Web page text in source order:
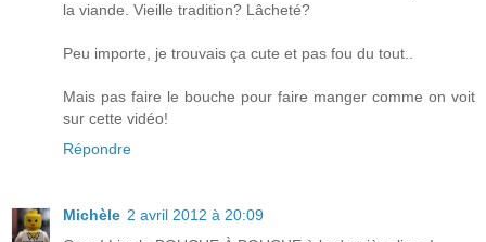
la viande. Vieille tradition? Lâcheté?
Peu importe, je trouvais ça cute et pas fou du tout..
Mais pas faire le bouche pour faire manger comme on voit
sur cette vidéo!
Répondre
Michèle 2 avril 2012 à 20:09